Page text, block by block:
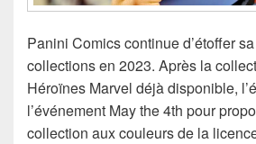
Panini Comics continue d’étoffer
collections en 2023. Après la
Héroïnes Marvel déjà disponible,
l’événement May the 4th pour
collection aux couleurs de la